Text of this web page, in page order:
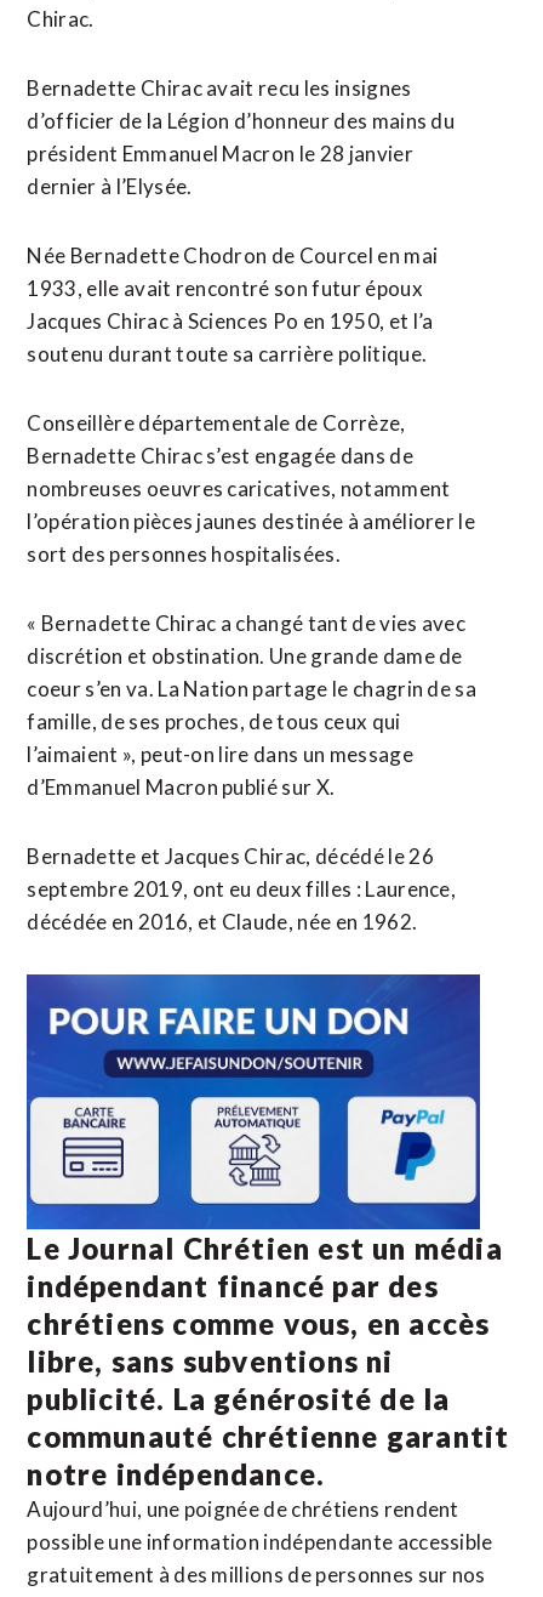
Chirac.
Bernadette Chirac avait recu les insignes
d’officier de la Légion d’honneur des mains du
président Emmanuel Macron le 28 janvier
dernier à l’Elysée.
Née Bernadette Chodron de Courcel en mai
1933, elle avait rencontré son futur époux
Jacques Chirac à Sciences Po en 1950, et l’a
soutenu durant toute sa carrière politique.
Conseillère départementale de Corrèze,
Bernadette Chirac s’est engagée dans de
nombreuses oeuvres caricatives, notamment
l’opération pièces jaunes destinée à améliorer le
sort des personnes hospitalisées.
« Bernadette Chirac a changé tant de vies avec
discrétion et obstination. Une grande dame de
coeur s’en va. La Nation partage le chagrin de sa
famille, de ses proches, de tous ceux qui
l’aimaient », peut-on lire dans un message
d’Emmanuel Macron publié sur X.
Bernadette et Jacques Chirac, décédé le 26
septembre 2019, ont eu deux filles : Laurence,
décédée en 2016, et Claude, née en 1962.
Le Journal Chrétien est un média
indépendant financé par des
chrétiens comme vous, en accès
libre, sans subventions ni
publicité. La générosité de la
communauté chrétienne garantit
notre indépendance.
Aujourd’hui, une poignée de chrétiens rendent
possible une information indépendante accessible
gratuitement à des millions de personnes sur nos